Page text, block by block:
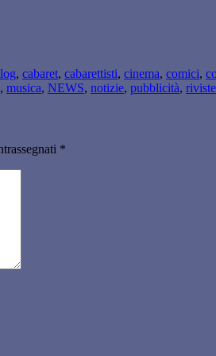
, cabaret, cabarettisti, cinema, comici,
, musica, NEWS, notizie, pubblicità, riviste
*